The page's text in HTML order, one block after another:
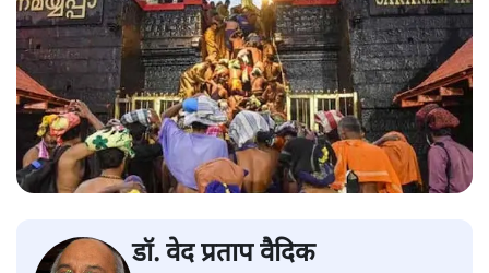
डॉ. वेद प्रताप वैदिक